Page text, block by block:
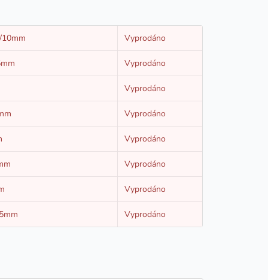
Vyprodáno
Vyprodáno
Vyprodáno
Vyprodáno
Vyprodáno
Vyprodáno
Vyprodáno
Vyprodáno